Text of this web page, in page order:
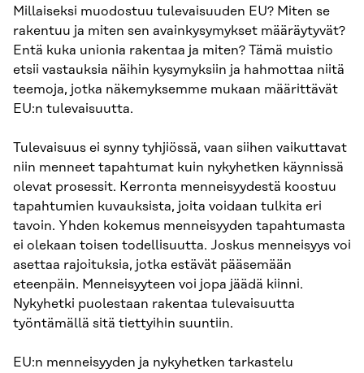
Millaiseksi muodostuu tulevaisuuden EU? Miten se
rakentuu ja miten sen avainkysymykset määräytyvät?
Entä kuka unionia rakentaa ja miten? Tämä muistio
etsii vastauksia näihin kysymyksiin ja hahmottaa niitä
teemoja, jotka näkemyksemme mukaan määrittävät
EU:n tulevaisuutta.
Tulevaisuus ei synny tyhjiössä, vaan siihen vaikuttavat
niin menneet tapahtumat kuin nykyhetken käynnissä
olevat prosessit. Kerronta menneisyydestä koostuu
tapahtumien kuvauksista, joita voidaan tulkita eri
tavoin. Yhden kokemus menneisyyden tapahtumasta
ei olekaan toisen todellisuutta. Joskus menneisyys voi
asettaa rajoituksia, jotka estävät pääsemään
eteenpäin. Menneisyyteen voi jopa jäädä kiinni.
Nykyhetki puolestaan rakentaa tulevaisuutta
työntämällä sitä tiettyihin suuntiin.
EU:n menneisyyden ja nykyhetken tarkastelu